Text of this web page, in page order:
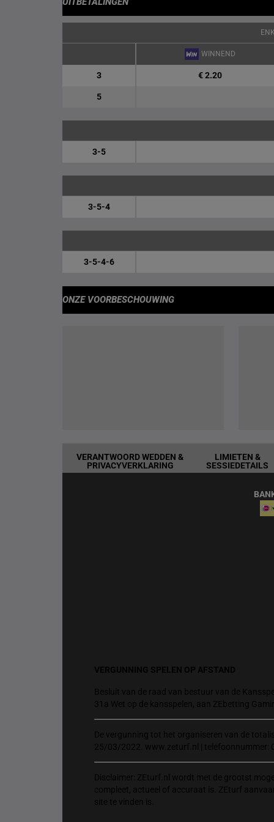
WINNEND
3 € 2.20
5
3-5
3-5-4
3-5-4-6
ONZE VOORBESCHOUWING
VERANTWOORD WEDDEN &
PRIVACYVERKLARING
LIMIETEN &
SESSIEDETAILS
VERGUNNING SPELEN OP AFSTAND
Besluit van de raad van bestuur van de
31a Wet op de kansspelen, aan ZEbetting
De vergunning tot het organiseren van de
25/03/2022. www.zeturf.nl | telefoonnummer:
Disclaimer: ZEturf.nl wordt met de grootst
compleet, actueel of accuraat is. ZEturf
site te vinden is.